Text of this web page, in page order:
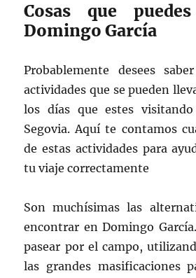
Cosas que
Domingo García
Probablemente desees
actividades que se pueden
los días que estes
Segovia. Aquí te contamos
de estas actividades para
tu viaje correctamente
Son muchísimas las
encontrar en Domingo
pasear por el campo,
las grandes masificaciones